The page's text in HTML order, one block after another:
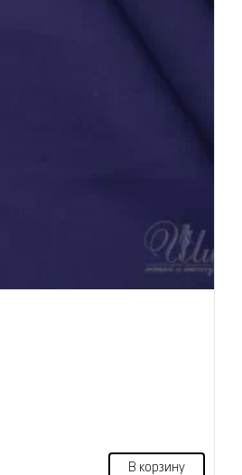
В корзину